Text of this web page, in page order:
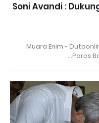
Soni Avandi :
Muara Enim -
Poros